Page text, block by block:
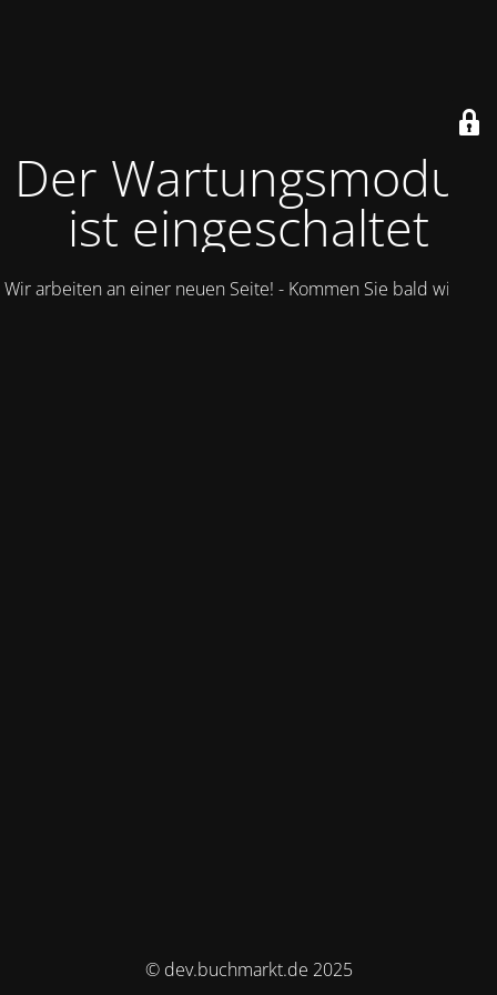
Der Wartungsmodus
ist eingeschaltet
Wir arbeiten an einer neuen Seite! - Kommen Sie bald wieder.
© dev.buchmarkt.de 2025